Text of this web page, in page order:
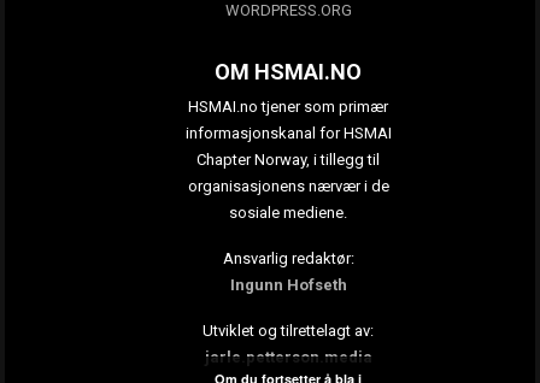
WORDPRESS.ORG
OM HSMAI.NO
HSMAI.no tjener som primær
informasjonskanal for HSMAI
Chapter Norway, i tillegg til
organisasjonens nærvær i de
sosiale mediene.
Ansvarlig redaktør:
Ingunn Hofseth
Utviklet og tilrettelagt av:
jarle.petterson.media
Om du fortsetter å bla i